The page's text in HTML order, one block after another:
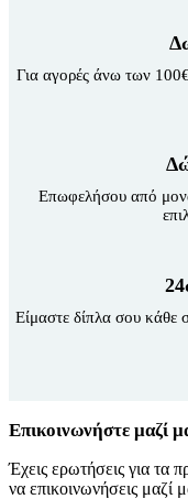
Για αγορές άνω των
Επωφελήσου από
Είμαστε δίπλα σου κάθε
Επικοινωνήστε μαζί
Έχεις ερωτήσεις για τα
να επικοινωνήσεις μαζί